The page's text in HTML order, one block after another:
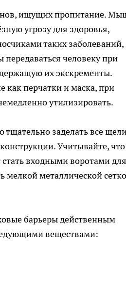
ищущих пропитание.
угрозу для здоровья,
таких заболеваний,
человеку при
их экскременты.
как перчатки и маска, при
утилизировать.
заделать все
Учитывайте, что
входными воротами для
металлической
барьеры действенным
веществами: